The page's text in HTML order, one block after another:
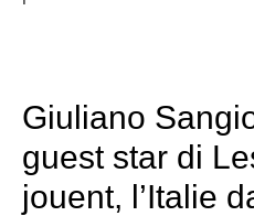
Giuliano
guest star di
jouent, l’Italie